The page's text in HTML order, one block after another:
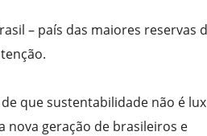
– país das maiores reservas
que sustentabilidade não é
nova geração de brasileiros e